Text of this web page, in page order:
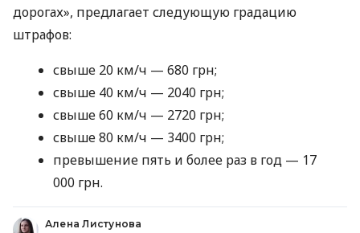
дорогах», предлагает следующую градацию
штрафов:
свыше 20 км/ч — 680 грн;
свыше 40 км/ч — 2040 грн;
свыше 60 км/ч — 2720 грн;
свыше 80 км/ч — 3400 грн;
превышение пять и более раз в год — 17
000 грн.
Алена Листунова